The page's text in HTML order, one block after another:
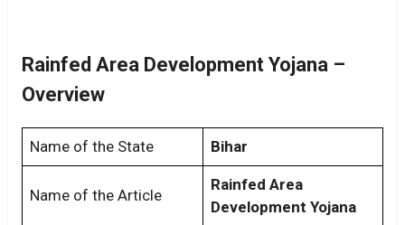
Rainfed Area Development Yojana –
Overview
Name of the State Bihar
Name of the Article
Rainfed Area
Development Yojana